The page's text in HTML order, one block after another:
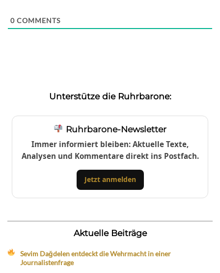
0 COMMENTS
Unterstütze die Ruhrbarone:
Ruhrbarone-Newsletter
Immer informiert bleiben: Aktuelle Texte,
Analysen und Kommentare direkt ins Postfach.
Jetzt anmelden
Aktuelle Beiträge
Sevim Dağdelen entdeckt die Wehrmacht in einer
Journalistenfrage